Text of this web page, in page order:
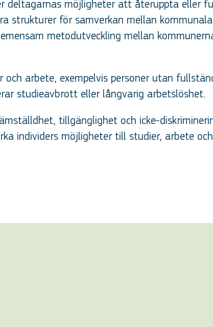
deltagarnas möjligheter att återuppta eller
strukturer för samverkan mellan
metodutveckling mellan
arbete, exempelvis personer utan
studieavbrott eller långvarig arbetslöshet.
tillgänglighet och icke-
individers möjligheter till studier, arbete